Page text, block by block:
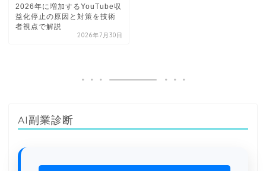
2026年に増加するYouTube収
益化停止の原因と対策を技術
者視点で解説
2026年7月30日
AI副業診断